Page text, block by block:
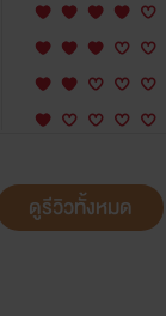
ดูรีวิวทั้งหมด